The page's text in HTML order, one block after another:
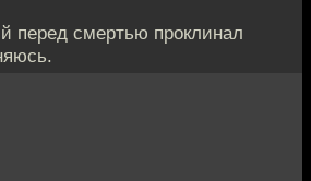
перед смертью проклинал